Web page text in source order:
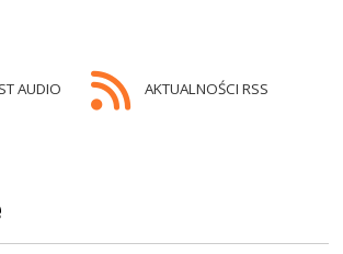
AUDIO AKTUALNOŚCI RSS